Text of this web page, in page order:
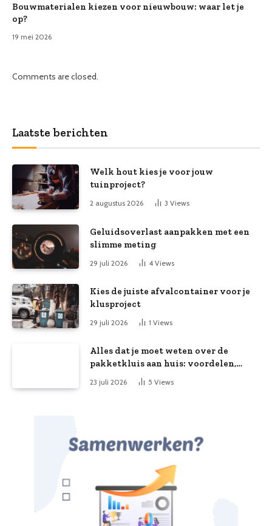
Bouwmaterialen kiezen voor nieuwbouw: waar let je
op?
19 mei 2026
Comments are closed.
Laatste berichten
Welk hout kies je voor jouw
tuinproject?
2 augustus 2026 3 Views
Geluidsoverlast aanpakken met een
slimme meting
29 juli 2026 4 Views
Kies de juiste afvalcontainer voor je
klusproject
29 juli 2026 1 Views
Alles dat je moet weten over de
pakketkluis aan huis: voordelen,
kooptips en belang
23 juli 2026 5 Views